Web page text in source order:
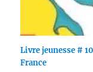
Livre jeunesse #
France